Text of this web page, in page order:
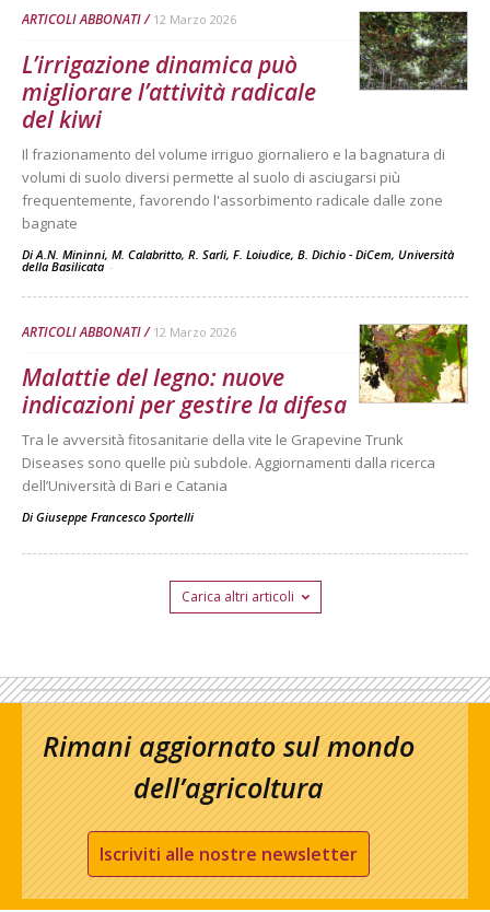
ARTICOLI ABBONATI 12 Marzo 2026
L’irrigazione dinamica può
migliorare l’attività radicale
del kiwi
Il frazionamento del volume irriguo giornaliero e la bagnatura di
volumi di suolo diversi permette al suolo di asciugarsi più
frequentemente, favorendo l'assorbimento radicale dalle zone
bagnate
Di A.N. Mininni, M. Calabritto, R. Sarli, F. Loiudice, B. Dichio - DiCem, Università
della Basilicata -
ARTICOLI ABBONATI 12 Marzo 2026
Malattie del legno: nuove
indicazioni per gestire la difesa
Tra le avversità fitosanitarie della vite le Grapevine Trunk
Diseases sono quelle più subdole. Aggiornamenti dalla ricerca
dell’Università di Bari e Catania
Di Giuseppe Francesco Sportelli
Carica altri articoli
Rimani aggiornato sul mondo
dell’agricoltura
Iscriviti alle nostre newsletter